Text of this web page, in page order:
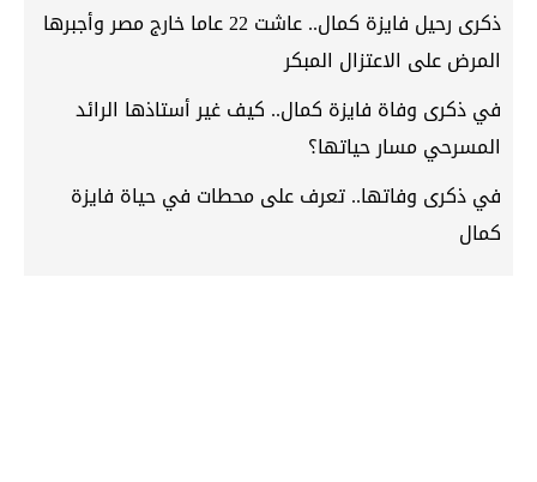
ذكرى رحيل فايزة كمال.. عاشت 22 عاما خارج مصر وأجبرها
المرض على الاعتزال المبكر
في ذكرى وفاة فايزة كمال.. كيف غير أستاذها الرائد
المسرحي مسار حياتها؟
في ذكرى وفاتها.. تعرف على محطات في حياة فايزة
كمال